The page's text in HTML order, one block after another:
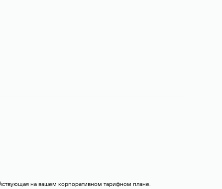
на вашем корпоративном тарифном плане.